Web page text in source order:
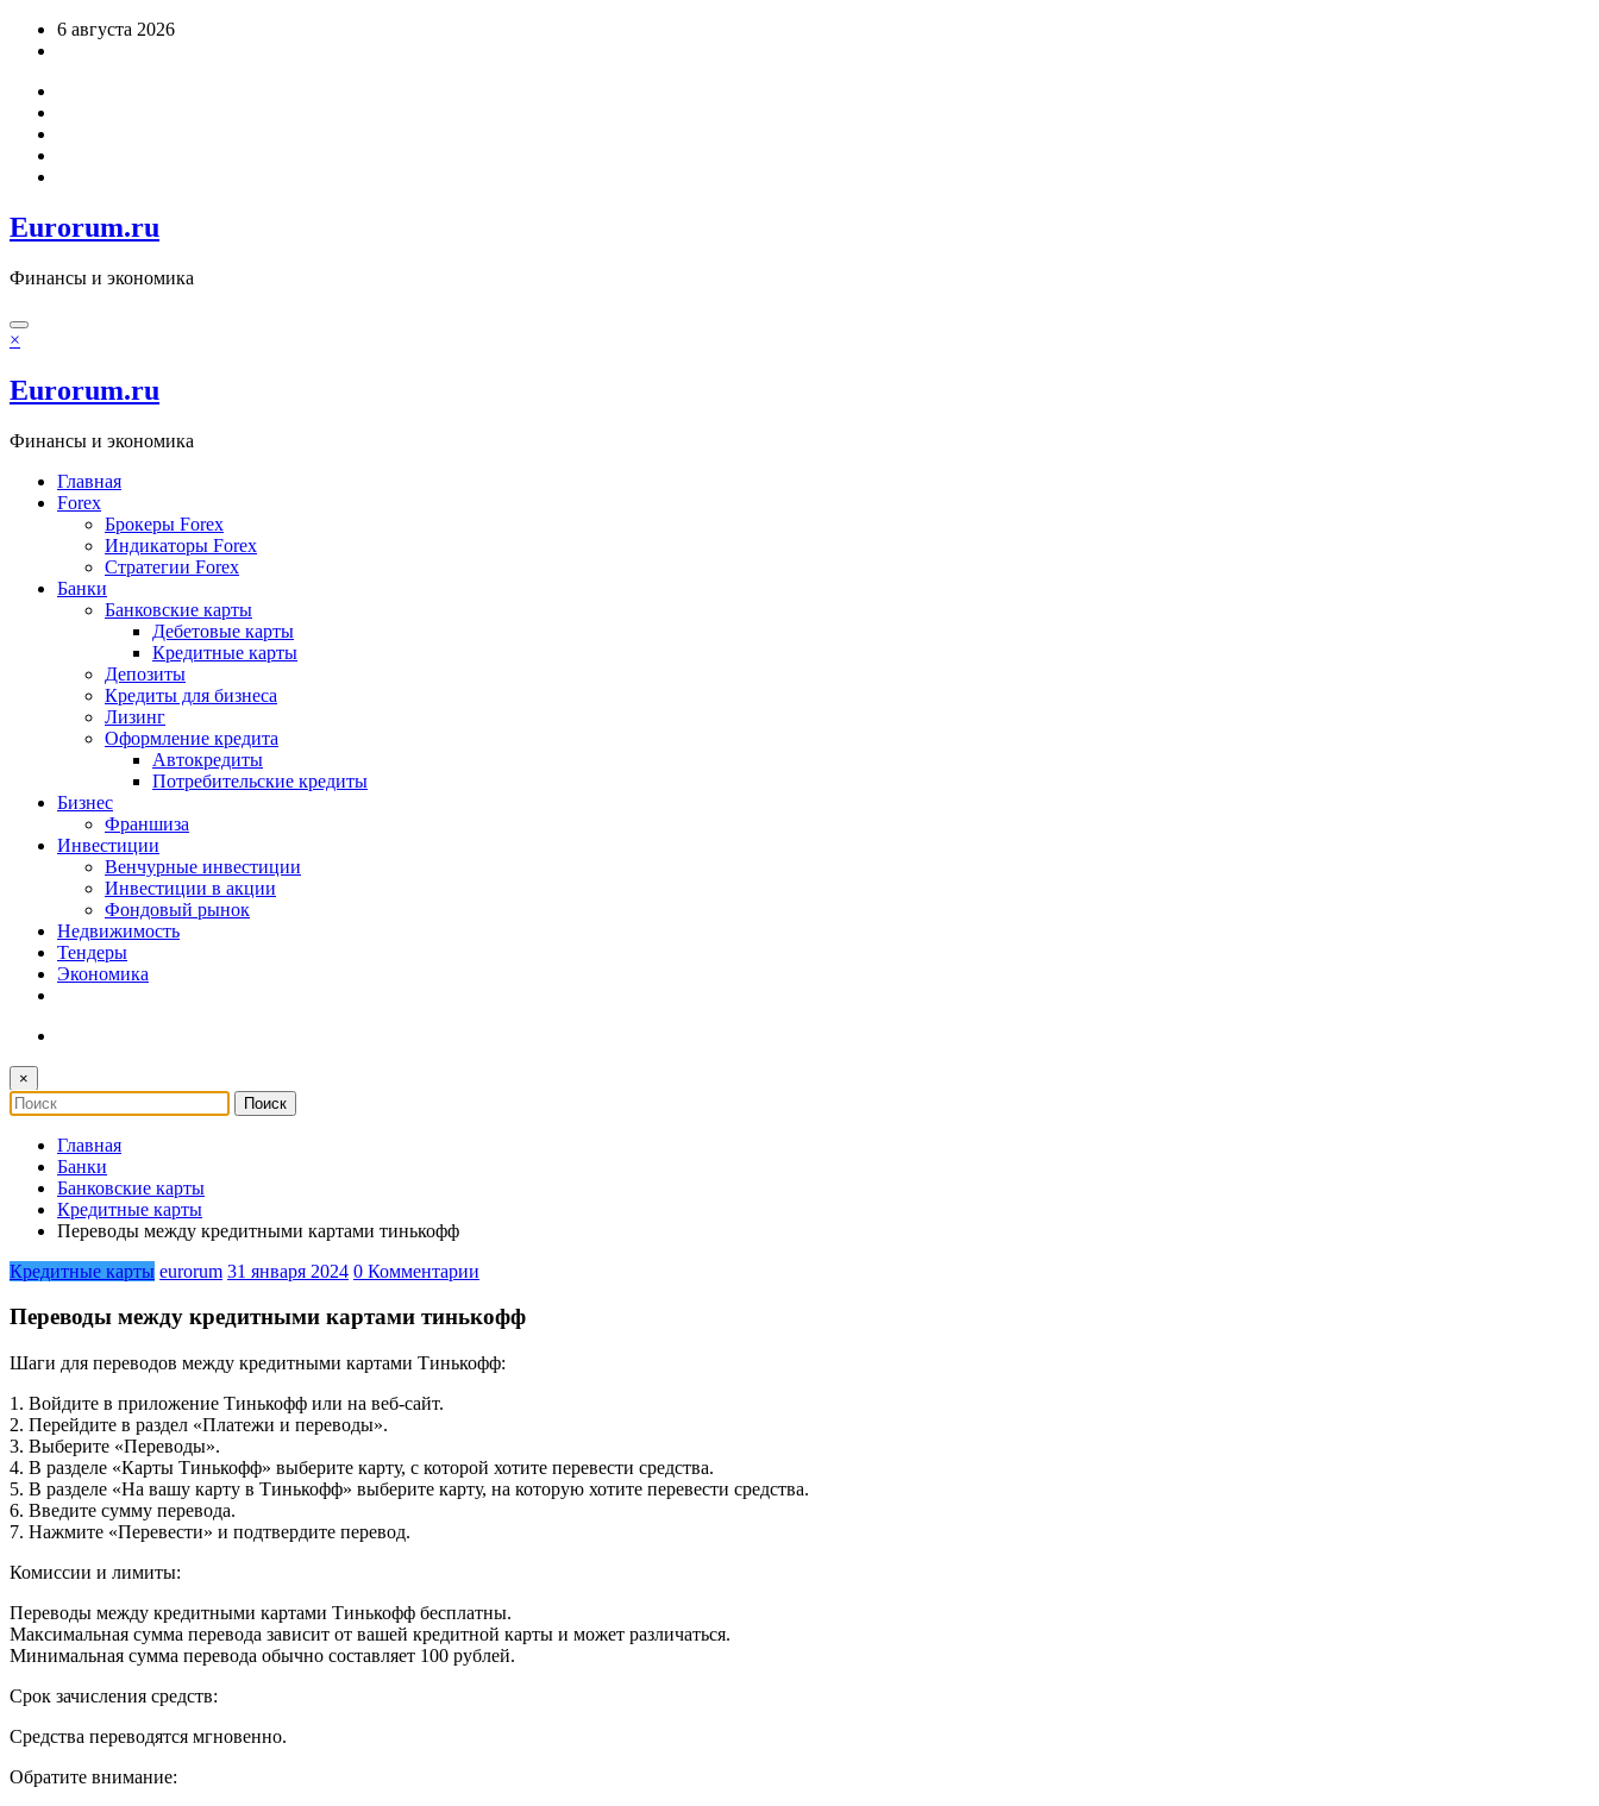
Перейти6 августа 2026
Eurorum.ru
Финансы и экономика
×
Eurorum.ru
Финансы и экономика
Главная
Forex
Брокеры Forex
Индикаторы Forex
Стратегии Forex
Банки
Банковские карты
Дебетовые карты
Кредитные карты
Депозиты
Кредиты для бизнеса
Лизинг
Оформление кредита
Автокредиты
Потребительские кредиты
Бизнес
Франшиза
Инвестиции
Венчурные инвестиции
Инвестиции в акции
Фондовый рынок
Недвижимость
Тендеры
Экономика
×
Главная
Банки
Банковские карты
Кредитные карты
Переводы между кредитными картами тинькофф
Кредитные карты eurorum 31 января 2024 0 Комментарии
Переводы между кредитными картами тинькофф
Шаги для переводов между кредитными картами Тинькофф:
1. Войдите в приложение Тинькофф или на веб-сайт.
2. Перейдите в раздел «Платежи и переводы».
3. Выберите «Переводы».
4. В разделе «Карты Тинькофф» выберите карту, с которой хотите перевести средства.
5. В разделе «На вашу карту в Тинькофф» выберите карту, на которую хотите перевести средства.
6. Введите сумму перевода.
7. Нажмите «Перевести» и подтвердите перевод.
Комиссии и лимиты:
Переводы между кредитными картами Тинькофф бесплатны.
Максимальная сумма перевода зависит от вашей кредитной карты и может различаться.
Минимальная сумма перевода обычно составляет 100 рублей.
Срок зачисления средств:
Средства переводятся мгновенно.
Обратите внимание: